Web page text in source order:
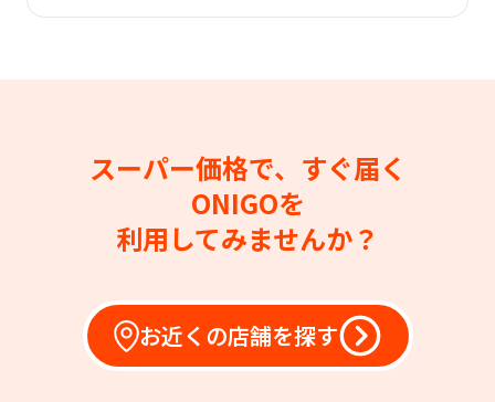
スーパー価格で、すぐ届く
ONIGOを
利用してみませんか？
お近くの店舗を探す